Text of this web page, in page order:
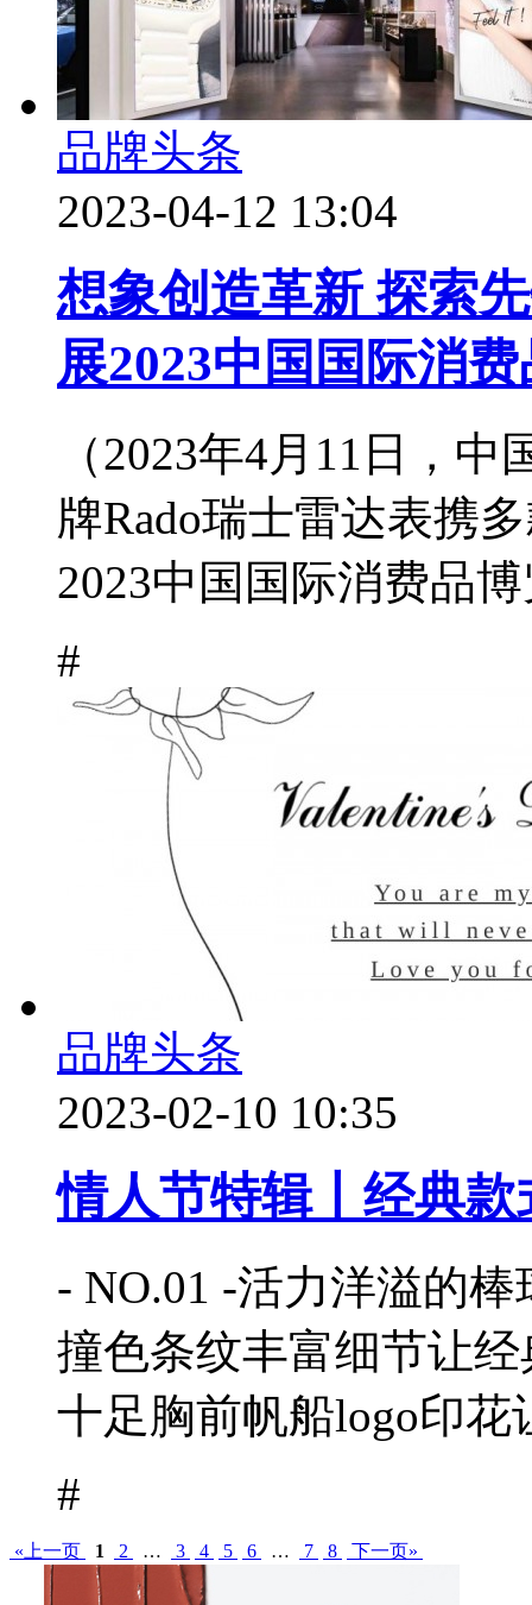
品牌头条
2023-04-12 13:04
想象创造革新 探索
展2023中国国际消
（2023年4月11日，
牌Rado瑞士雷达表携
2023中国国际消费品
#
品牌头条
2023-02-10 10:35
情人节特辑丨经典
- NO.01 -活力洋溢的
撞色条纹丰富细节让
十足胸前帆船logo印花
#
«上一页 1 2 … 3 4 5 6 … 7 8 下一页»